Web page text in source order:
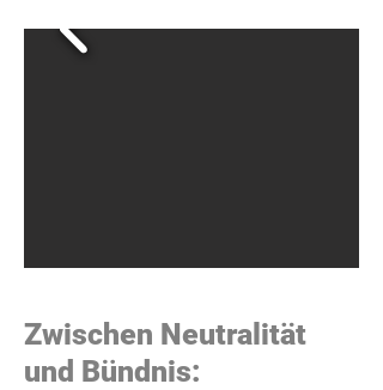
Zwischen Neutralität
und Bündnis: